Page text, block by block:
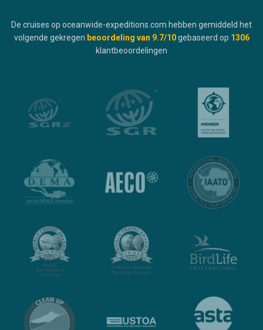
De cruises op oceanwide-expeditions.com hebben gemiddeld het
volgende gekregen beoordeling van 9.7/10 gebaseerd op 1306
klantbeoordelingen